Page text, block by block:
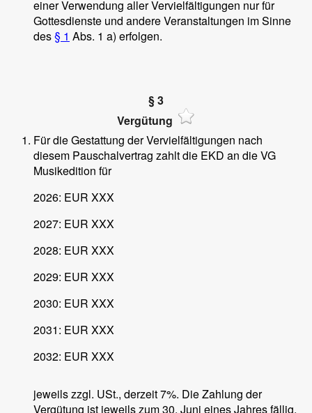
einer Verwendung aller Vervielfältigungen nur für
Gottesdienste und andere Veranstaltungen im Sinne
des§ 1 Abs. 1 a) erfolgen.
§ 3
Vergütung
Für die Gestattung der Vervielfältigungen nach
diesem Pauschalvertrag zahlt die EKD an die VG
Musikedition für
2026: EUR XXX
2027: EUR XXX
2028: EUR XXX
2029: EUR XXX
2030: EUR XXX
2031: EUR XXX
2032: EUR XXX
jeweils zzgl. USt., derzeit 7%. Die Zahlung der
Vergütung ist jeweils zum 30. Juni eines Jahres fällig.